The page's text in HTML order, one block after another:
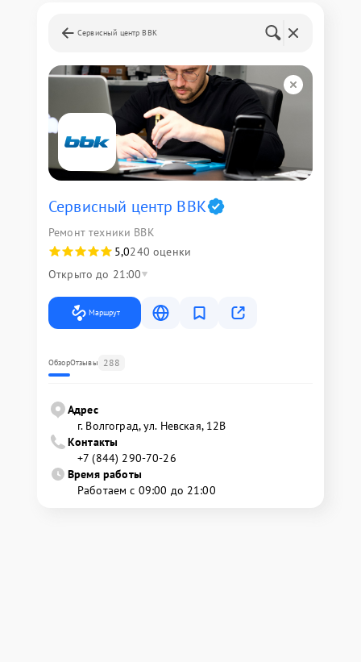
Сервисный центр BBK
Сервисный центр BBK
Ремонт техники BBK
5,0240 оценки
Открыто до 21:00
Маршрут
ОбзорОтзывы 288
Адрес
г. Волгоград, ул. Невская, 12В
Контакты
+7 (844) 290-70-26
Время работы
Работаем с 09:00 до 21:00